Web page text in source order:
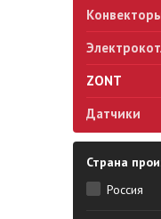
ZONT
Датчики
Страна
Россия